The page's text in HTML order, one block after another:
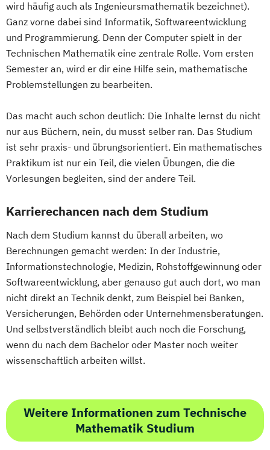
Wirtschaftsinformatik
Wirtschaftsrecht
Wissenschaft
Technik & Gesellschaft
Worlds of English
wird häufig auch als Ingenieursmathematik bezeichnet).
Ganz vorne dabei sind Informatik, Softwareentwicklung
und Programmierung. Denn der Computer spielt in der
Technischen Mathematik eine zentrale Rolle. Vom ersten
Semester an, wird er dir eine Hilfe sein, mathematische
Problemstellungen zu bearbeiten.
Das macht auch schon deutlich: Die Inhalte lernst du nicht
nur aus Büchern, nein, du musst selber ran. Das Studium
ist sehr praxis- und übrungsorientiert. Ein mathematisches
Praktikum ist nur ein Teil, die vielen Übungen, die die
Vorlesungen begleiten, sind der andere Teil.
Karrierechancen nach dem Studium
Nach dem Studium kannst du überall arbeiten, wo
Berechnungen gemacht werden: In der Industrie,
Informationstechnologie, Medizin, Rohstoffgewinnung oder
Softwareentwicklung, aber genauso gut auch dort, wo man
nicht direkt an Technik denkt, zum Beispiel bei Banken,
Versicherungen, Behörden oder Unternehmensberatungen.
Und selbstverständlich bleibt auch noch die Forschung,
wenn du nach dem Bachelor oder Master noch weiter
wissenschaftlich arbeiten willst.
Weitere Informationen zum Technische
Mathematik Studium